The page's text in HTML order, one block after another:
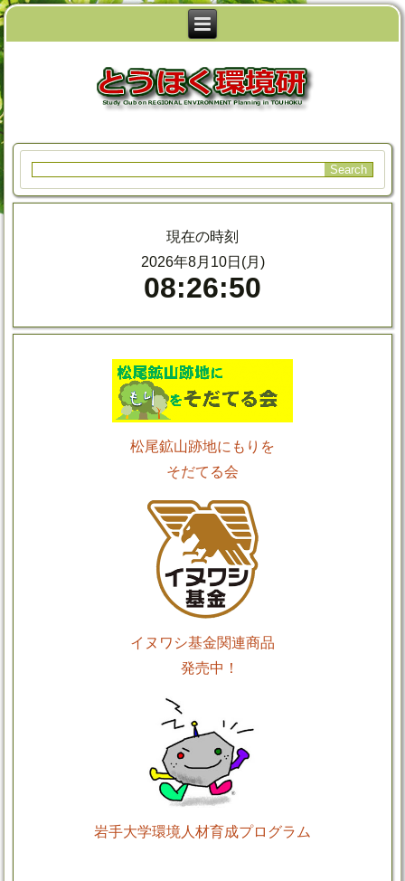
現在の時刻
2026年8月10日(月)
08:26:51
松尾鉱山跡地にもりを
そだてる会
イヌワシ基金関連商品
発売中！
岩手大学環境人材育成プログラム